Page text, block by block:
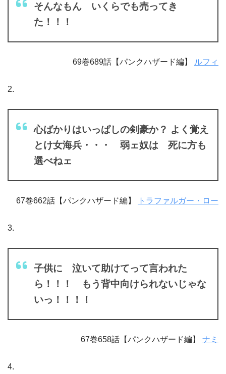
そんなもん いくらでも売ってき
た！！！
69巻689話【パンクハザード編】 ルフィ
2.
心ばかりはいっぱしの剣豪か？ よく覚え
とけ女海兵・・・ 弱ェ奴は 死に方も
選べねェ
67巻662話【パンクハザード編】 トラファルガー・ロー
3.
子供に 泣いて助けてって言われた
ら！！！ もう背中向けられないじゃな
いっ！！！！
67巻658話【パンクハザード編】 ナミ
4.